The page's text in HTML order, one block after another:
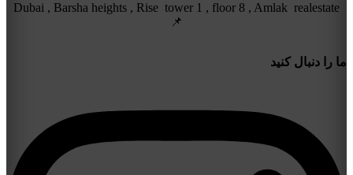
Dubai , Barsha heights , Rise tower 1 , floor 8 , Amlak realestate
📌
ما را دنبال کنید